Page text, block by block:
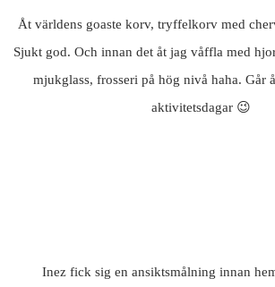
Åt världens goaste korv, tryffelkorv med
Sjukt god. Och innan det åt jag våffla med
mjukglass, frosseri på hög nivå haha. Går
aktivitetsdagar 😉
Inez fick sig en ansiktsmålning innan